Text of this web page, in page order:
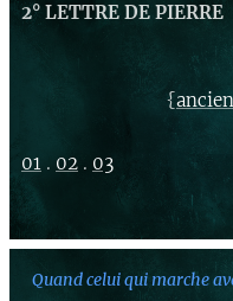
2° LETTRE DE PIERRE
{
01 . 02 . 03
Quand celui qui marche